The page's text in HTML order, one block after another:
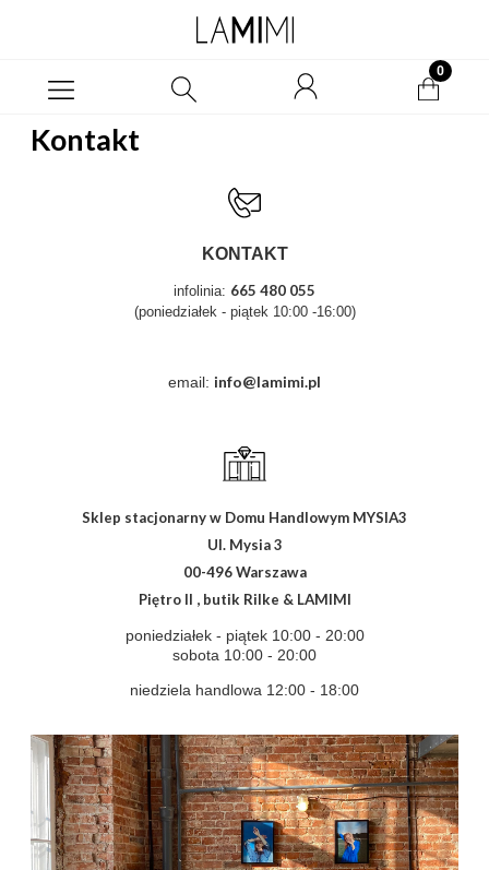
Kontakt
KONTAKT
infolinia: 665 480 055
(poniedziałek - piątek 10:00 -16:00)
email: info@lamimi.pl
Sklep stacjonarny w Domu Handlowym MYSIA3
Ul. Mysia 3
00-496 Warszawa
Piętro II , butik Rilke & LAMIMI
poniedziałek - piątek 10:00 - 20:00
sobota 10:00 - 20:00
niedziela handlowa 12:00 - 18:00